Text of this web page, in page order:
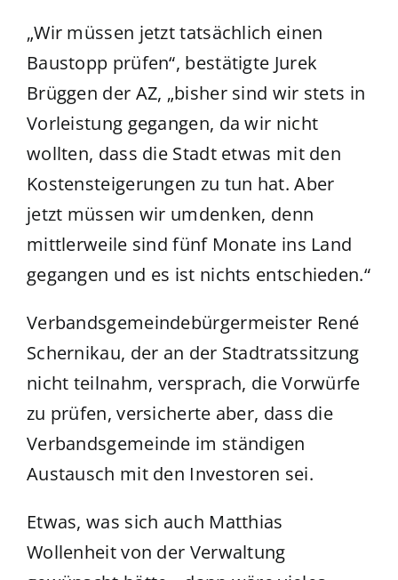
„Wir müssen jetzt tatsächlich einen
Baustopp prüfen“, bestätigte Jurek
Brüggen der AZ, „bisher sind wir stets in
Vorleistung gegangen, da wir nicht
wollten, dass die Stadt etwas mit den
Kostensteigerungen zu tun hat. Aber
jetzt müssen wir umdenken, denn
mittlerweile sind fünf Monate ins Land
gegangen und es ist nichts entschieden.“
Verbandsgemeindebürgermeister René
Schernikau, der an der Stadtratssitzung
nicht teilnahm, versprach, die Vorwürfe
zu prüfen, versicherte aber, dass die
Verbandsgemeinde im ständigen
Austausch mit den Investoren sei.
Etwas, was sich auch Matthias
Wollenheit von der Verwaltung